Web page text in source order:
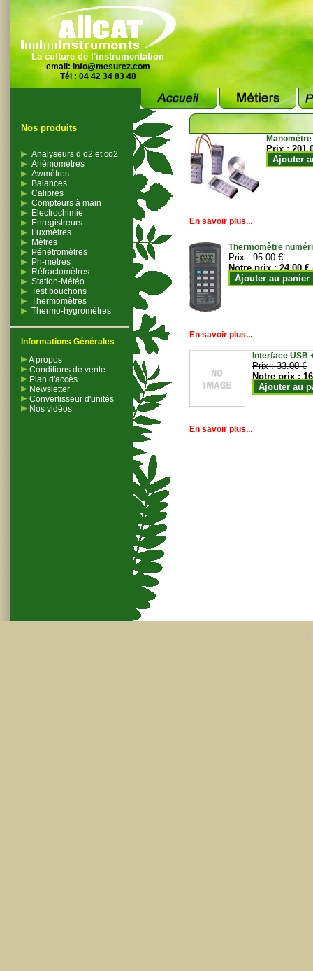
La culture de l'instrumentation
email: info@mesurez.com
Tél : 04 42 34 83 48
Nos produits
Analyseurs d’o2 et co2
Anémomètres
Awmètres
Balances
Calibres
Compteurs à main
Electrochimie
Enregistreurs
Luxmètres
Mètres
Pénétromètres
Ph-mètres
Réfractomètres
Station-Météo
Test bouchons
Thermomètres
Thermo-hygromètres
Informations Générales
A propos
Conditions de vente
Plan d'accès
Newsletter
Convertisseur d'unités
Nos vidéos
Prix :
Ajouter
En savoir plus...
Thermomètre
Prix :95.00 €
Notre prix :24.00 €
Ajouter au panier
En savoir plus...
Interface USB
Prix :33.00 €
Notre prix :
Ajouter au
En savoir plus...